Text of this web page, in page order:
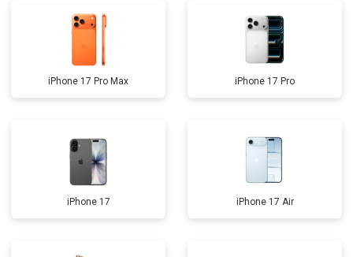
iPhone 17 Pro Max iPhone 17 Pro
iPhone 17 iPhone 17 Air